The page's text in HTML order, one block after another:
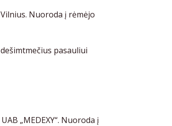
Nuoroda į rėmėjo
pasauliui
„MEDEXY“. Nuoroda į